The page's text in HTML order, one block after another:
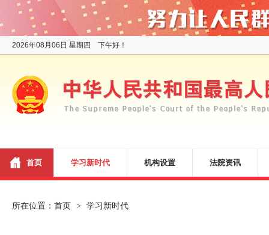
2026年08月06日 星期四 下午好！
首页 学习新时代 机构设置 法院资讯
所在位置： 首页 > 学习新时代